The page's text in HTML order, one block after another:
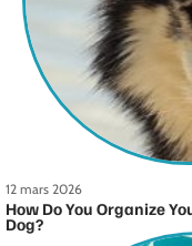
12 mars 2026
How Do You Organize
Dog?